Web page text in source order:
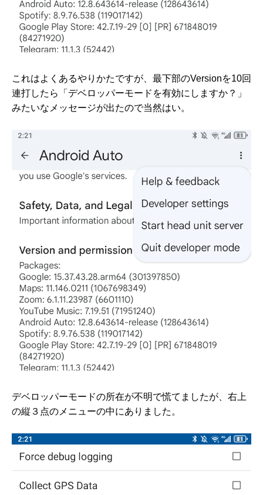
これはよくあるやりかたですが、最下部のVersionを10回
連打したら「デベロッパーモードを有効にしますか？」
みたいなメッセージが出たので当然はい。
デベロッパーモードの所在が不明で慌てましたが、右上
の縦３点のメニューの中にありました。